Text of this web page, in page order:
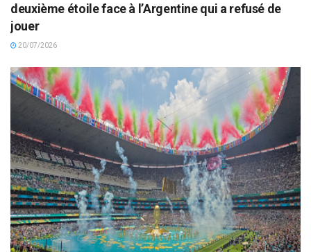
deuxième étoile face à l’Argentine qui a refusé de
jouer
20/07/2026